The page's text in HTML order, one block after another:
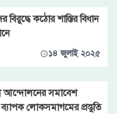
বিরুদ্ধে কঠোর শাস্তির বিধান
১৪ জুলাই ২০২৫
আন্দোলনের সমাবেশ
ব্যাপক লোকসমাগমের প্রস্তুতি